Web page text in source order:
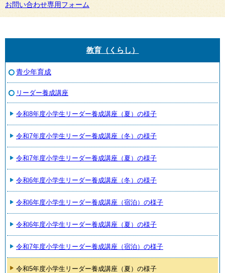
お問い合わせ専用フォーム
教育（くらし）
青少年育成
リーダー養成講座
令和8年度小学生リーダー養成講座（夏）の様子
令和7年度小学生リーダー養成講座（冬）の様子
令和7年度小学生リーダー養成講座（夏）の様子
令和6年度小学生リーダー養成講座（冬）の様子
令和6年度小学生リーダー養成講座（宿泊）の様子
令和6年度小学生リーダー養成講座（夏）の様子
令和7年度小学生リーダー養成講座（宿泊）の様子
令和5年度小学生リーダー養成講座（夏）の様子